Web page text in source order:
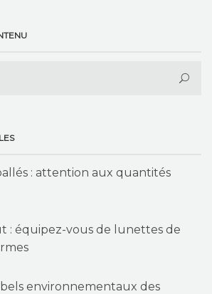
: attention aux quantités
: équipez-vous de lunettes de
environnementaux des